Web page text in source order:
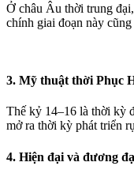
Ở châu Âu thời trung
chính giai đoạn này
3. Mỹ thuật thời Phục
Thế kỷ 14–16 là thời kỳ
mở ra thời kỳ phát triển
4. Hiện đại và đương